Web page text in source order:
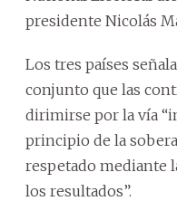
presidente Nicolás
Los tres países
conjunto que las
dirimirse por la vía
principio de la
respetado mediante
los resultados”.